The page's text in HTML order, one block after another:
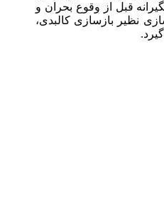
قبل از وقوع بحران و
نظیر بازسازی کالبدی،